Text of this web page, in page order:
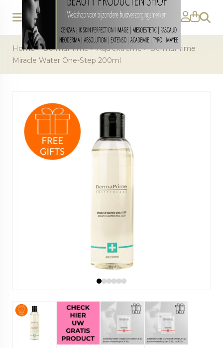
Home>DermaPrime>Aqu'extreme>DermaPrime
Miracle Water One-Step 200ml